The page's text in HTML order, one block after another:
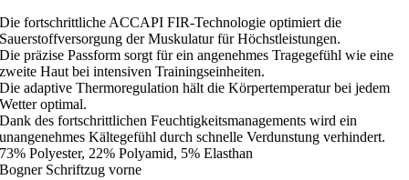
Die fortschrittliche ACCAPI FIR-Technologie optimiert die
Sauerstoffversorgung der Muskulatur für Höchstleistungen.
Die präzise Passform sorgt für ein angenehmes Tragegefühl wie eine
zweite Haut bei intensiven Trainingseinheiten.
Die adaptive Thermoregulation hält die Körpertemperatur bei jedem
Wetter optimal.
Dank des fortschrittlichen Feuchtigkeitsmanagements wird ein
unangenehmes Kältegefühl durch schnelle Verdunstung verhindert.
73% Polyester, 22% Polyamid, 5% Elasthan
Bogner Schriftzug vorne